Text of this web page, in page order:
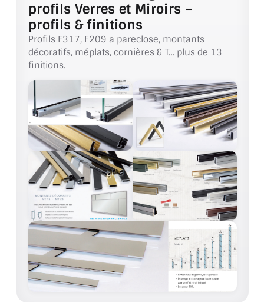
VERRE FEUILLETÉ
VERRE ANTI-REFLET
VERRE LAQUÉ/CRÉDENCE
VERRE FEUILLETÉ/TREMPÉ
DALLE DE SOL EN VERRE
PORTE EN VERRE
GARDE CORPS EN VERRE
VERRIÈRE TYPE ATELIER
VERRES TEXTURÉS
PLEXIGLAS PMMA
DOUBLE VITRAGE
ACCESSOIRES & QUINCAILLERIE
profils Verres et Miroirs –
profils & finitions
Profils F317, F209 a pareclose, montants
décoratifs, méplats, cornières & T… plus de 13
finitions.